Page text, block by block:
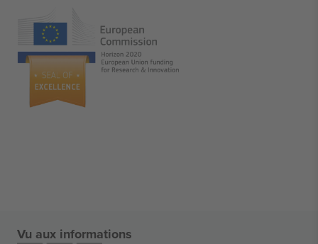
Vu aux informations